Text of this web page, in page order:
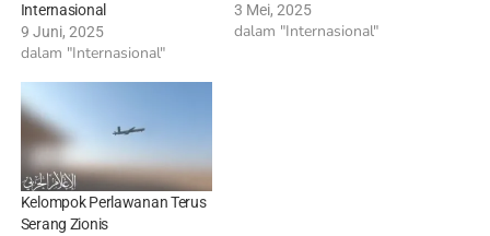
Internasional
9 Juni, 2025
dalam "Internasional"
3 Mei, 2025
dalam "Internasional"
Kelompok Perlawanan Terus
Serang Zionis